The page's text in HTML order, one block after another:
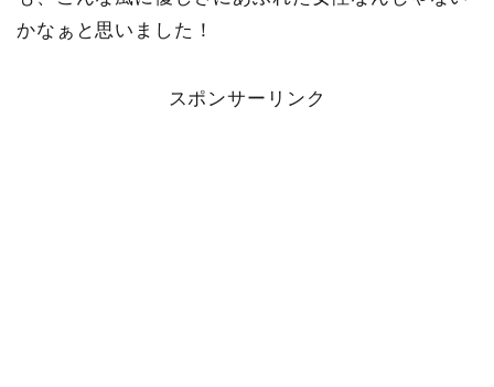
かなぁと思いました！
スポンサーリンク